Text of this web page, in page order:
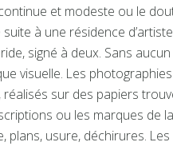
et modeste ou le
à une résidence
signé à deux. Sans
visuelle. Les
sur des papiers
ou les marques de
plans, usure, déchirures.